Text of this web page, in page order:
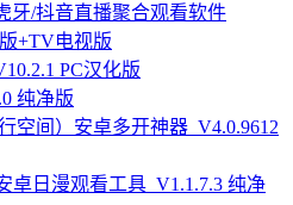
牙/抖音直播聚合观看软件
+TV电视版
PC汉化版
纯净版
空间）安卓多开神器_V4.0.9612
卓日漫观看工具_V1.1.7.3 纯净